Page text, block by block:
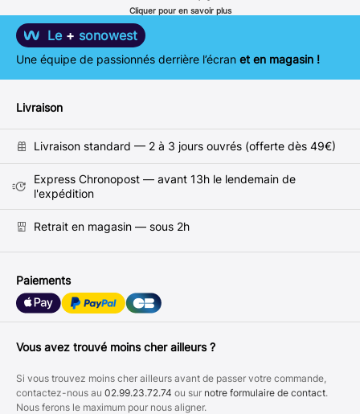
Cliquer pour en savoir plus
Le + sonowest
Une équipe de passionnés derrière l’écran et en magasin !
Livraison
Livraison standard — 2 à 3 jours ouvrés (offerte dès 49€)
Express Chronopost — avant 13h le lendemain de
l'expédition
Retrait en magasin — sous 2h
Paiements
Vous avez trouvé moins cher ailleurs ?
Si vous trouvez moins cher ailleurs avant de passer votre commande,
contactez-nous au 02.99.23.72.74 ou sur notre formulaire de contact.
Nous ferons le maximum pour nous aligner.